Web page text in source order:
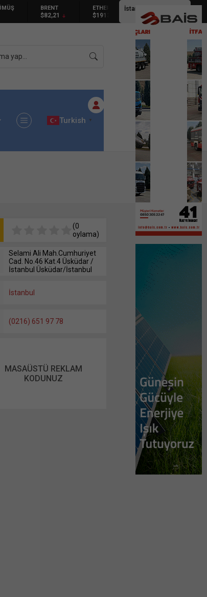
$82,21
ETHEREUM
$1913.24
İstanbul,
Kapalı
Turkish ▼
(0
oylama)
Selami Ali Mah.Cumhuriyet
Cad. No.46 Kat.4 Üsküdar /
İstanbul Üsküdar/İstanbul
İstanbul
(0216) 651 97 78
MASAÜSTÜ REKLAM
KODUNUZ